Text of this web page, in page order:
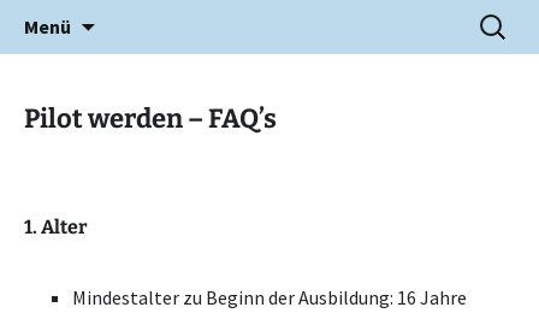
Fliegergruppe Leutkirch e.V.
Menü
NACH:
Pilot werden – FAQ’s
1. Alter
Mindestalter zu Beginn der Ausbildung: 16 Jahre